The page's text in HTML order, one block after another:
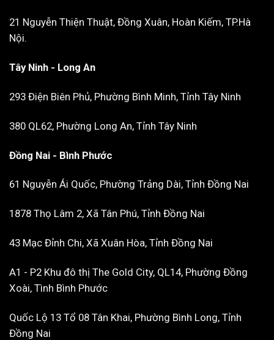
21 Nguyễn Thiện Thuật, Đồng Xuân, Hoàn Kiếm, TP.Hà
Nội.
Tây Ninh - Long An
293 Điện Biên Phủ, Phường Bình Minh, Tỉnh Tây Ninh
380 QL62, Phường Long An, Tỉnh Tây Ninh
Đồng Nai - Bình Phước
61 Nguyễn Ái Quốc, Phường Trảng Dài, Tỉnh Đồng Nai
1878 Thọ Lâm 2, Xã Tân Phú, Tỉnh Đồng Nai
43 Mạc Đỉnh Chi, Xã Xuân Hòa, Tỉnh Đồng Nai
A1 - P2 Khu đô thị The Gold City, QL14, Phường Đồng
Xoài, Tình Bình Phước
Quốc Lộ 13 Tổ 08 Tân Khai, Phường Bình Long, Tỉnh
Đồng Nai